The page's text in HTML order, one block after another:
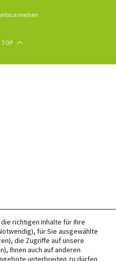
medien
TOP
richtigen Inhalte für Ihre
für Sie ausgewählte
die Zugriffe auf unsere
Ihnen auch auf anderen
unterbreiten zu dürfen